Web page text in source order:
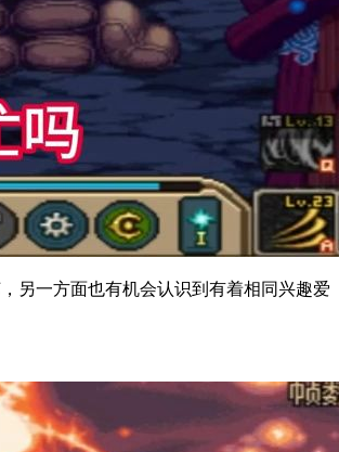
另一方面也有机会认识到有着相同兴趣爱